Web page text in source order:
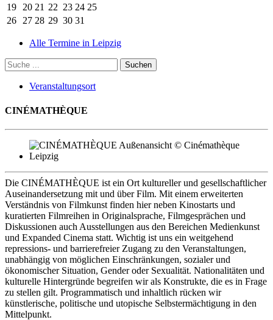
19 20 21 22 23 24 25
26 27 28 29 30 31
Alle Termine in Leipzig
Veranstaltungsort
CINÉMATHÈQUE
Die CINÉMATHÈQUE ist ein Ort kultureller und gesellschaftlicher
Auseinandersetzung mit und über Film. Mit einem erweiterten
Verständnis von Filmkunst finden hier neben Kinostarts und
kuratierten Filmreihen in Originalsprache, Filmgesprächen und
Diskussionen auch Ausstellungen aus den Bereichen Medienkunst
und Expanded Cinema statt. Wichtig ist uns ein weitgehend
repressions- und barrierefreier Zugang zu den Veranstaltungen,
unabhängig von möglichen Einschränkungen, sozialer und
ökonomischer Situation, Gender oder Sexualität. Nationalitäten und
kulturelle Hintergründe begreifen wir als Konstrukte, die es in Frage
zu stellen gilt. Programmatisch und inhaltlich rücken wir
künstlerische, politische und utopische Selbstermächtigung in den
Mittelpunkt.